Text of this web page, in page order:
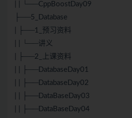
| | └──CppBoostDay09
├──5_Database
| ├──1_预习资料
| | └──讲义
| ├──2_上课资料
| | ├──DatabaseDay01
| | ├──DatabaseDay02
| | ├──DataBaseDay03
| | ├──DataBaseDay04